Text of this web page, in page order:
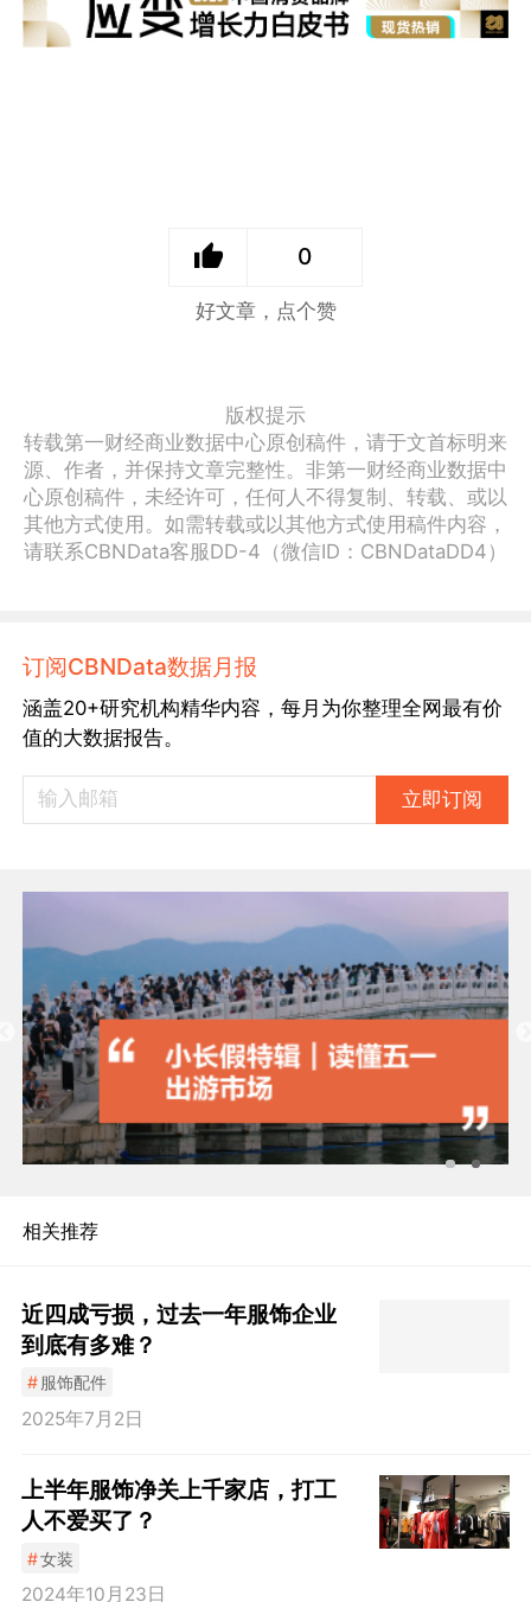
0
好文章，点个赞
版权提示
转载第一财经商业数据中心原创稿件，请于文首标明来
源、作者，并保持文章完整性。非第一财经商业数据中
心原创稿件，未经许可，任何人不得复制、转载、或以
其他方式使用。如需转载或以其他方式使用稿件内容，
请联系CBNData客服DD-4（微信ID：CBNDataDD4）
订阅CBNData数据月报
涵盖20+研究机构精华内容，每月为你整理全网最有价
值的大数据报告。
立即订阅
相关推荐
近四成亏损，过去一年服饰企业
到底有多难？
#服饰配件
2025年7月2日
上半年服饰净关上千家店，打工
人不爱买了？
#女装
2024年10月23日